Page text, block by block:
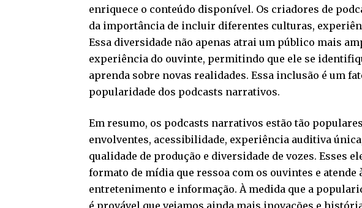
enriquece o conteúdo disponível. Os criadores de
da importância de incluir diferentes culturas,
Essa diversidade não apenas atrai um público mais
experiência do ouvinte, permitindo que ele se
aprenda sobre novas realidades. Essa inclusão é um
popularidade dos podcasts narrativos.
Em resumo, os podcasts narrativos estão tão
envolventes, acessibilidade, experiência auditiva
qualidade de produção e diversidade de vozes. Esses
formato de mídia que ressoa com os ouvintes e atende
entretenimento e informação. À medida que a